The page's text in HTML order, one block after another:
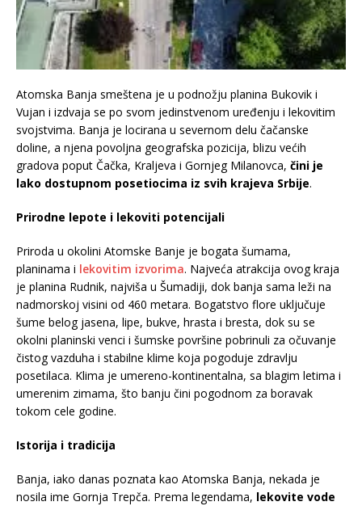
Atomska Banja smeštena je u podnožju planina Bukovik i
Vujan i izdvaja se po svom jedinstvenom uređenju i lekovitim
svojstvima. Banja je locirana u severnom delu čačanske
doline, a njena povolјna geografska pozicija, blizu većih
gradova poput Čačka, Kraljeva i Gornjeg Milanovca, čini je
lako dostupnom posetiocima iz svih krajeva Srbije.
Prirodne lepote i lekoviti potencijali
Priroda u okolini Atomske Banje je bogata šumama,
planinama i lekovitim izvorima. Najveća atrakcija ovog kraja
je planina Rudnik, najviša u Šumadiji, dok banja sama leži na
nadmorskoj visini od 460 metara. Bogatstvo flore uključuje
šume belog jasena, lipe, bukve, hrasta i bresta, dok su se
okolni planinski venci i šumske površine pobrinuli za očuvanje
čistog vazduha i stabilne klime koja pogoduje zdravlju
posetilaca. Klima je umereno-kontinentalna, sa blagim letima i
umerenim zimama, što banju čini pogodnom za boravak
tokom cele godine.
Istorija i tradicija
Banja, iako danas poznata kao Atomska Banja, nekada je
nosila ime Gornja Trepča. Prema legendama, lekovite vode